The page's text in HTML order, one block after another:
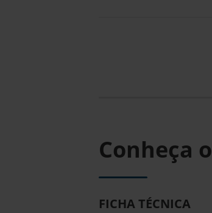
Conheça o
FICHA TÉCNICA